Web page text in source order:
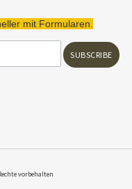
mit Formularen.
SUBSCRIBE
vorbehalten